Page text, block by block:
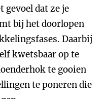
gevoel dat ze je
bij het doorlopen
Daarbij
kwetsbaar op te
te gooien
te poneren die